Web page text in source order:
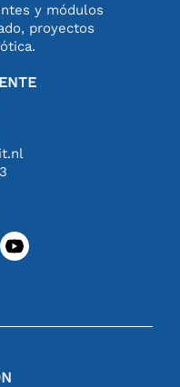
y módulos
proyectos